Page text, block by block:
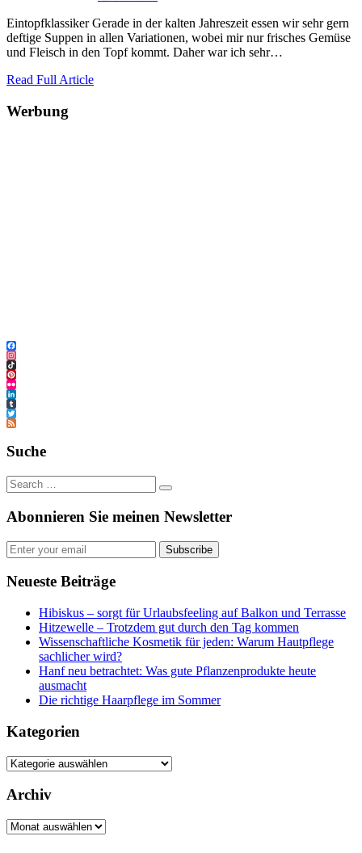
Eintopfklassiker Gerade in der kalten Jahreszeit essen wir sehr gern
deftige Suppen in allen Variationen, wobei mir nur frisches Gemüse
und Fleisch in den Topf kommt. Daher war ich sehr…
Read Full Article
Werbung
Facebook
Instagram
TikTok
Pinterest
Flickr
LinkedIn
Tumblr
Twitter
Feed
Suche
Abonnieren Sie meinen Newsletter
Subscribe
Neueste Beiträge
Hibiskus – sorgt für Urlaubsfeeling auf Balkon und Terrasse
Hitzewelle – Trotzdem gut durch den Tag kommen
Wissenschaftliche Kosmetik für jeden: Warum Hautpflege
sachlicher wird?
Hanf neu betrachtet: Was gute Pflanzenprodukte heute
ausmacht
Die richtige Haarpflege im Sommer
Kategorien
Kategorien
Archiv
Archiv